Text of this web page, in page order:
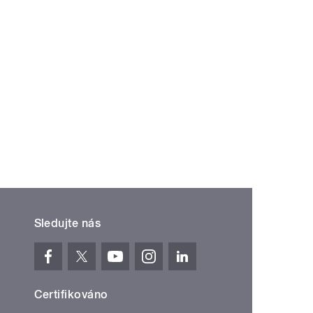
Sledujte nás
Certifikováno